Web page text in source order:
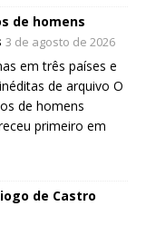
de homens
3 de agosto de 2026
em três países e
de arquivo O
de homens
primeiro em
de Castro